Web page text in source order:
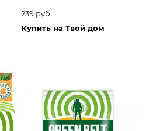
239 руб.
Купить на Твой дом